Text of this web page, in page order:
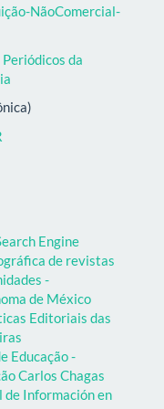
NãoComercial-
da
Engine
de revistas
-
de México
Editoriais das
Educação -
Carlos Chagas
de Información en